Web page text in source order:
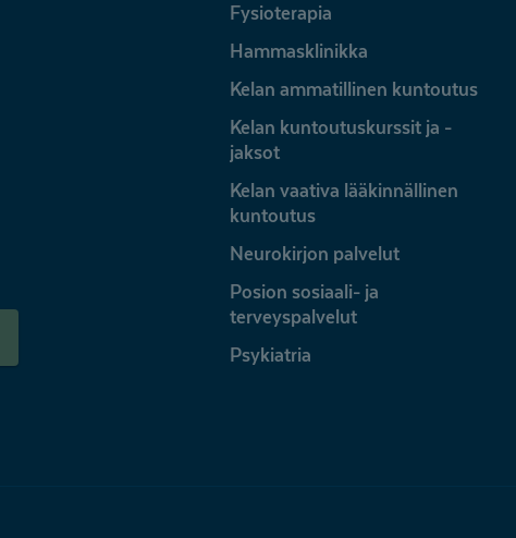
Fysioterapia
Hammasklinikka
Kelan ammatillinen kuntoutus
Kelan kuntoutuskurssit ja -
jaksot
Kelan vaativa lääkinnällinen
kuntoutus
Neurokirjon palvelut
Posion sosiaali- ja
terveyspalvelut
Psykiatria